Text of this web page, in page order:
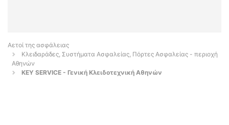
Αετοί της ασφάλειας
Κλειδαράδες, Συστήματα Ασφαλείας, Πόρτες Ασφαλείας - περιοχή
Αθηνών
KEY SERVICE - Γενική Κλειδοτεχνική Αθηνών